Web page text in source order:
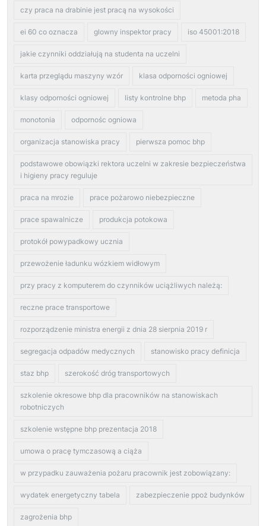
czy praca na drabinie jest pracą na wysokości
ei 60 co oznacza glowny inspektor pracy iso 45001:2018
jakie czynniki oddziałują na studenta na uczelni
karta przeglądu maszyny wzór klasa odporności ogniowej
klasy odporności ogniowej listy kontrolne bhp metoda pha
monotonia odpornośc ogniowa
organizacja stanowiska pracy pierwsza pomoc bhp
podstawowe obowiązki rektora uczelni w zakresie bezpieczeństwa
i higieny pracy reguluje
praca na mrozie prace pożarowo niebezpieczne
prace spawalnicze produkcja potokowa
protokół powypadkowy ucznia
przewożenie ładunku wózkiem widłowym
przy pracy z komputerem do czynników uciążliwych należą:
reczne prace transportowe
rozporządzenie ministra energii z dnia 28 sierpnia 2019 r
segregacja odpadów medycznych stanowisko pracy definicja
staz bhp szerokość dróg transportowych
szkolenie okresowe bhp dla pracowników na stanowiskach
robotniczych
szkolenie wstępne bhp prezentacja 2018
umowa o pracę tymczasową a ciąża
w przypadku zauważenia pożaru pracownik jest zobowiązany:
wydatek energetyczny tabela zabezpieczenie ppoż budynków
zagrożenia bhp